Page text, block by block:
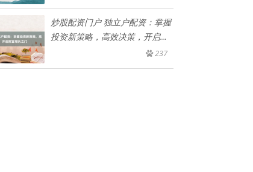
炒股配资门户 独立户配资：掌握
投资新策略，高效决策，开启财
237